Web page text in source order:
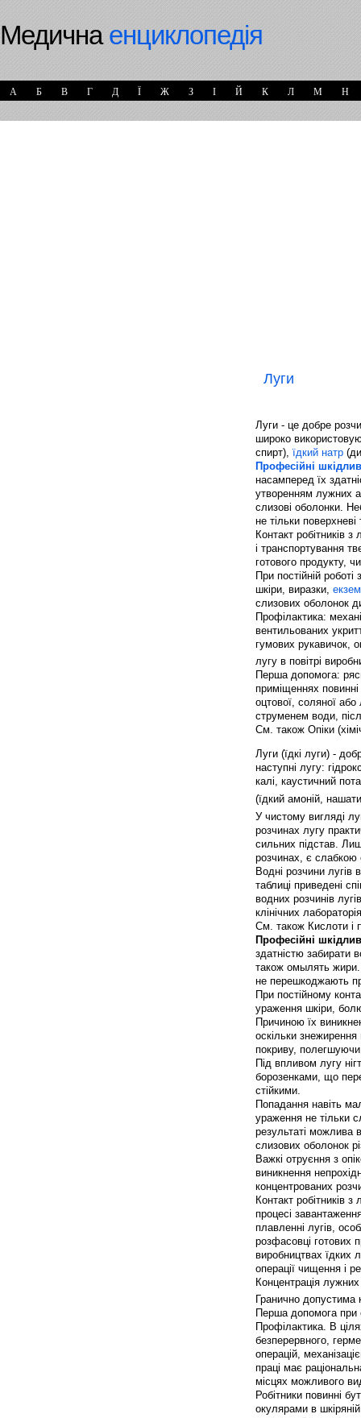
Медичнаенциклопедія
А Б В Г Д Ї Ж З І Й К Л М Н
Луги
Луги - це добре
широко
спирт), їдкий натр
Професійні
насамперед їх
утворенням лужних
слизові оболонки.
не тільки
Контакт робітників
і транспортування
готового продукту,
При постійній
шкіри, виразки,
слизових оболонок
Профілактика:
вентильованих
гумових рукавичок,
лугу в повітрі
Перша допомога:
приміщеннях
оцтової, соляної
струменем води,
См. також Опіки
Луги (їдкі луги) -
наступні лугу:
калі, каустичний
(їдкий амоній,
У чистому вигляді
розчинах лугу
сильних підстав.
розчинах, є слабкою
Водні розчини лугів
таблиці приведені
водних розчинів
клінічних
См. також Кислоти і
Професійні
здатністю забирати
також омылять жири.
не перешкоджають
При постійному
ураження шкіри,
Причиною їх
оскільки
покриву, полегшуючи
Під впливом лугу
борозенками, що
стійкими.
Попадання навіть
ураження не тільки
результаті можлива
слизових оболонок
Важкі отруєння з
виникнення
концентрованих
Контакт робітників
процесі
плавленні лугів,
розфасовці готових
виробництвах їдких
операції чищення і
Концентрація
Гранично допустима
Перша допомога при
Профілактика. В
безперервного,
операцій,
праці має
місцях можливого
Робітники повинні
окулярами в